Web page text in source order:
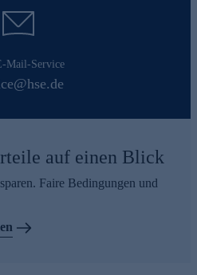
Mail-Service
auf einen Blick
Faire Bedingungen und